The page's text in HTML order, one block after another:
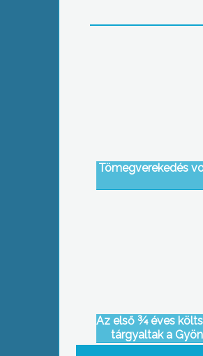
Tömegverekedés
Az első ¾ éves
tárgyaltak a
Társulás